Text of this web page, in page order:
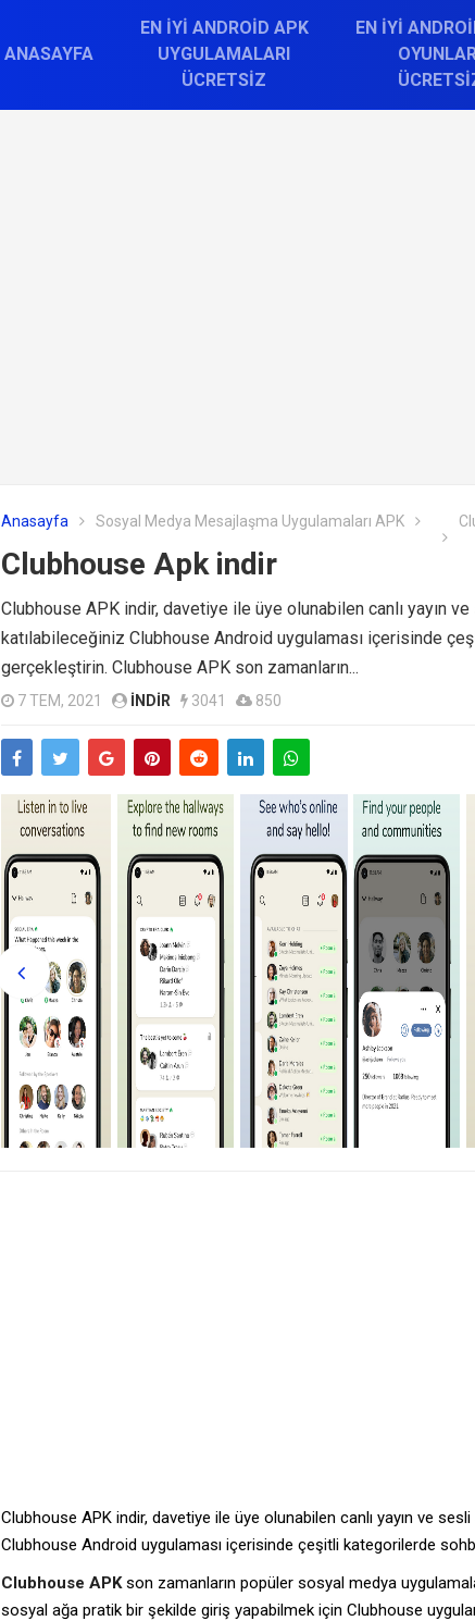
ANASAYFA
EN İYI ANDROID APK
UYGULAMALARI
ÜCRETSIZ
EN İYI
Anasayfa Sosyal Medya Mesajlaşma Uygulamaları APK
Clubhouse Apk indir
Clubhouse APK indir, davetiye ile üye olunabilen canlı yayın
katılabileceğiniz Clubhouse Android uygulaması içerisinde
gerçekleştirin. Clubhouse APK son zamanların...
7 TEM, 2021 INDIR 3041 850
Clubhouse APK indir, davetiye ile üye olunabilen canlı yayın ve
Clubhouse Android uygulaması içerisinde çeşitli kategorilerde
Clubhouse APKson zamanların popüler sosyal medya
sosyal ağa pratik bir şekilde giriş yapabilmek için Clubhouse